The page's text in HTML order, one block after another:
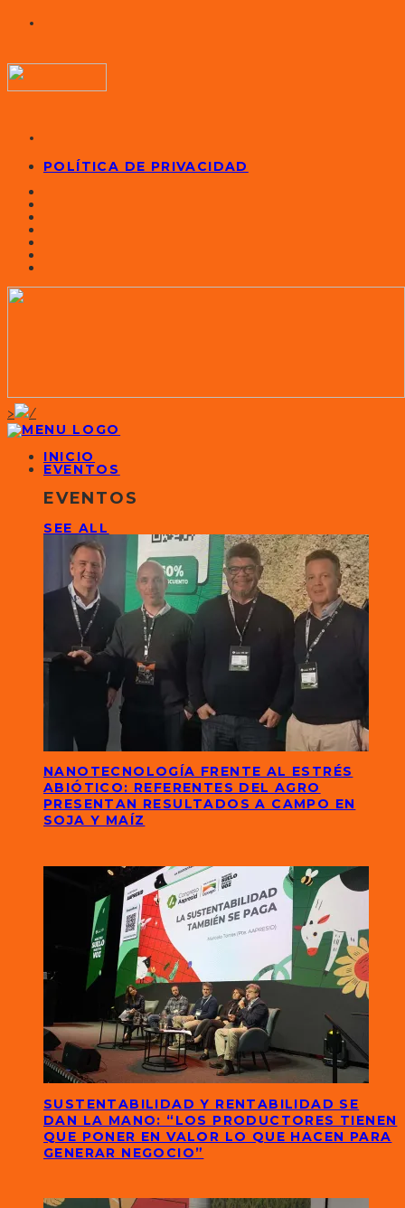
POLÍTICA DE PRIVACIDAD
>
INICIO
EVENTOS
EVENTOS
SEE ALL
NANOTECNOLOGÍA FRENTE AL ESTRÉS
ABIÓTICO: REFERENTES DEL AGRO
PRESENTAN RESULTADOS A CAMPO EN
SOJA Y MAÍZ
SUSTENTABILIDAD Y RENTABILIDAD SE
DAN LA MANO: “LOS PRODUCTORES TIENEN
QUE PONER EN VALOR LO QUE HACEN PARA
GENERAR NEGOCIO”